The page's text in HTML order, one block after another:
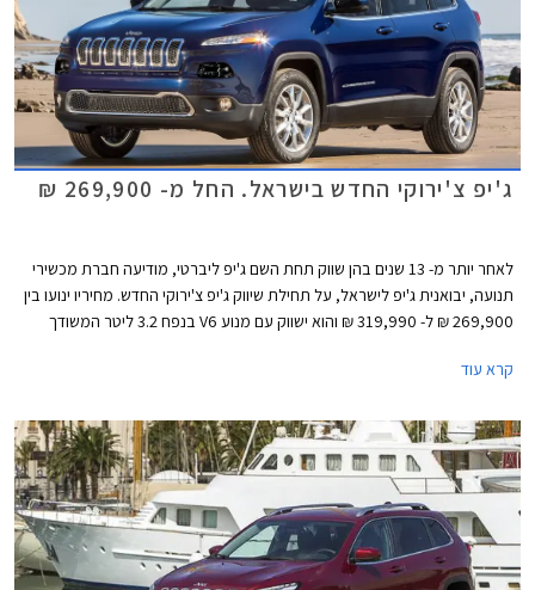
ג'יפ צ'ירוקי החדש בישראל. החל מ- 269,900 ₪
לאחר יותר מ- 13 שנים בהן שווק תחת השם ג'יפ ליברטי, מודיעה חברת מכשירי
תנועה, יבואנית ג'יפ לישראל, על תחילת שיווק ג'יפ צ'ירוקי החדש. מחיריו ינועו בין
269,900 ₪ ל- 319,990 ₪ והוא ישווק עם מנוע V6 בנפח 3.2 ליטר המשודך
קרא עוד